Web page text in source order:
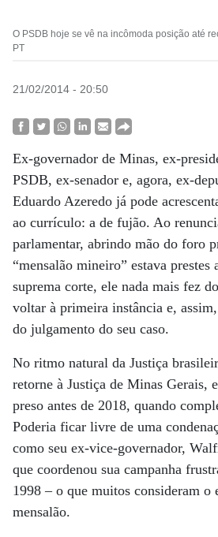
O PSDB hoje se vê na incômoda posição até
PT
21/02/2014 - 20:50
Ex-governador de Minas, ex-
PSDB, ex-senador e, agora, ex-
Eduardo Azeredo já pode
ao currículo: a de fujão. Ao
parlamentar, abrindo mão do foro
“mensalão mineiro” estava prestes
suprema corte, ele nada mais fez
voltar à primeira instância e,
do julgamento do seu caso.
No ritmo natural da Justiça
retorne à Justiça de Minas Gerais,
preso antes de 2018, quando
Poderia ficar livre de uma
como seu ex-vice-governador,
que coordenou sua campanha
1998 – o que muitos consideram o
mensalão.